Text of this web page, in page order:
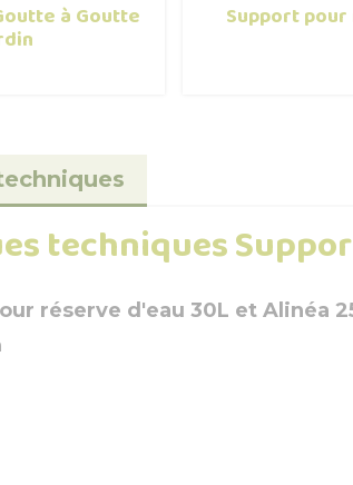
à Goutte Support
techniques
réserve d'eau 30L et Alinéa